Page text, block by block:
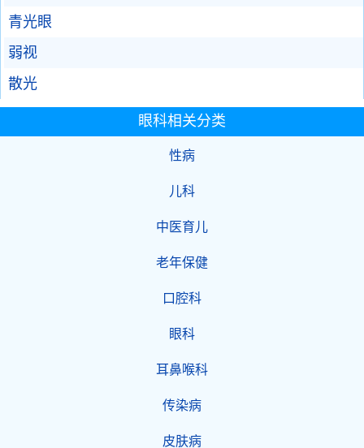
青光眼
弱视
散光
眼科相关分类
性病
儿科
中医育儿
老年保健
口腔科
眼科
耳鼻喉科
传染病
皮肤病